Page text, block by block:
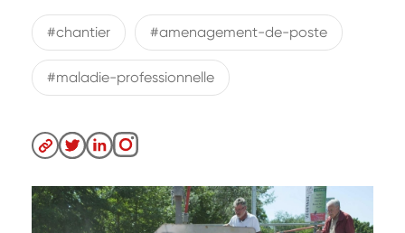
#chantier #amenagement-de-poste
#maladie-professionnelle